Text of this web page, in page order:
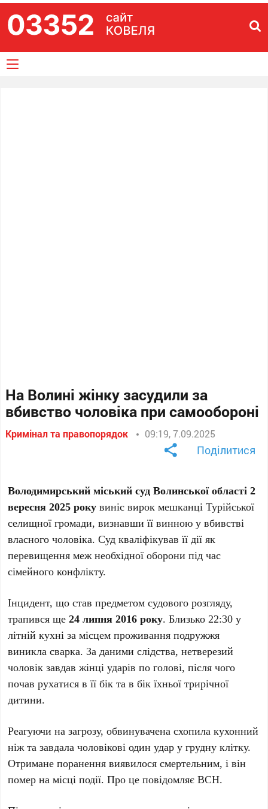
На Волині жінку засудили за
вбивство чоловіка при самообороні
Кримінал та правопорядок 09:19, 7.09.2025
Поділитися
Володимирський міський суд Волинської області 2
вересня 2025 року виніс вирок мешканці Турійської
селищної громади, визнавши її винною у вбивстві
власного чоловіка. Суд кваліфікував її дії як
перевищення меж необхідної оборони під час
сімейного конфлікту.
Інцидент, що став предметом судового розгляду,
трапився ще24 липня 2016 року. Близько 22:30 у
літній кухні за місцем проживання подружжя
виникла сварка. За даними слідства, нетверезий
чоловік завдав жінці ударів по голові, після чого
почав рухатися в її бік та в бік їхньої трирічної
дитини.
Реагуючи на загрозу, обвинувачена схопила кухонний
ніж та завдала чоловікові один удар у грудну клітку.
Отримане поранення виявилося смертельним, і він
помер на місці події. Про це повідомляє ВСН.